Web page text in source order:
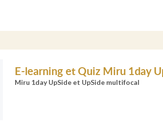
E-learning et Quiz Miru 1day
Miru 1day UpSide et UpSide multifocal